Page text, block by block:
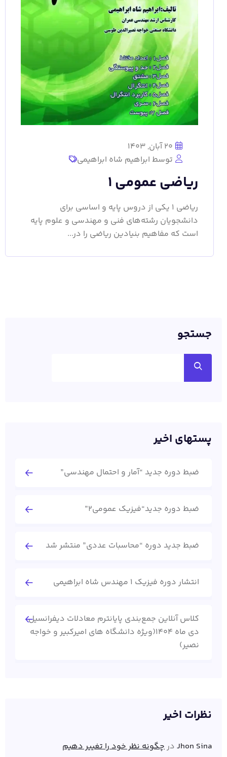
20 آبان, 1403
توسط ابراهیم شاه ابراهیمی
ریاضی عمومی 1
ریاضی 1 یکی از دروس پایه و اساسی برای
دانشجویان رشته‌های فنی و مهندسی و علوم پایه
است که مفاهیم بنیادین ریاضی را در...
جستجو
پستهای اخیر
ضبط دوره جدید “آمار و احتمال مهندسی”
ضبط دوره جدید“فیزیک عمومی2”
ضبط جدید دوره “محاسبات عددی” منتشر شد
انتشار دوره فیزیک 1 مهندس شاه ابراهیمی
کلاس آنلاین جمع‌بندی پایانترم معادلات دیفرانسیل
دی ماه 1404(ویژه دانشگاه های امیرکبیر و خواجه
نصیر)
نظرات اخیر
Jhon Sina درچگونه نظر خود را تغییر دهیم